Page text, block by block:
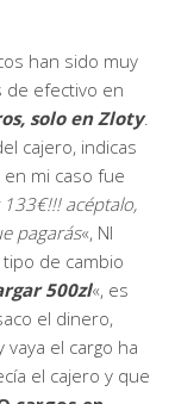
han sido muy
de efectivo en
solo en Zloty.
cajero, indicas
mi caso fue
acéptalo,
pagarás«, NI
de cambio
500zl«, es
el dinero,
el cargo ha
el cajero y que